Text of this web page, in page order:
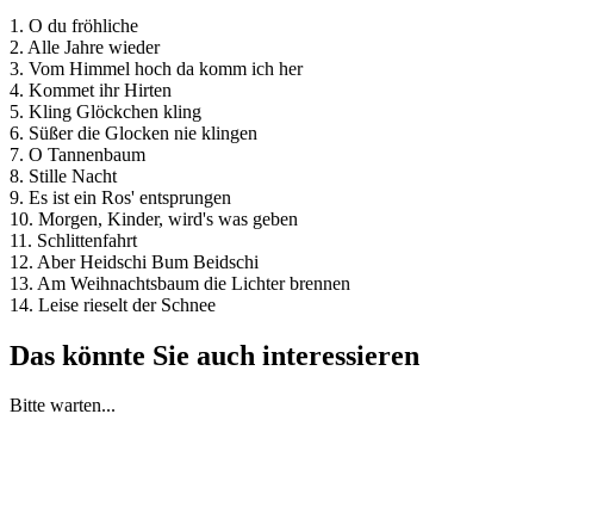
1. O du fröhliche
2. Alle Jahre wieder
3. Vom Himmel hoch da komm ich her
4. Kommet ihr Hirten
5. Kling Glöckchen kling
6. Süßer die Glocken nie klingen
7. O Tannenbaum
8. Stille Nacht
9. Es ist ein Ros' entsprungen
10. Morgen, Kinder, wird's was geben
11. Schlittenfahrt
12. Aber Heidschi Bum Beidschi
13. Am Weihnachtsbaum die Lichter brennen
14. Leise rieselt der Schnee
Das könnte Sie auch interessieren
Bitte warten...